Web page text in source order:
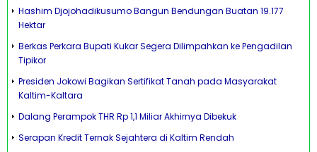
Hashim Djojohadikusumo Bangun Bendungan Buatan 19.177
Hektar
Berkas Perkara Bupati Kukar Segera Dilimpahkan ke Pengadilan
Tipikor
Presiden Jokowi Bagikan Sertifikat Tanah pada Masyarakat
Kaltim-Kaltara
Dalang Perampok THR Rp 1,1 Miliar Akhirnya Dibekuk
Serapan Kredit Ternak Sejahtera di Kaltim Rendah